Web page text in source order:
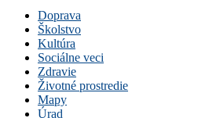
Doprava
Školstvo
Kultúra
Sociálne veci
Zdravie
Životné prostredie
Mapy
Úrad